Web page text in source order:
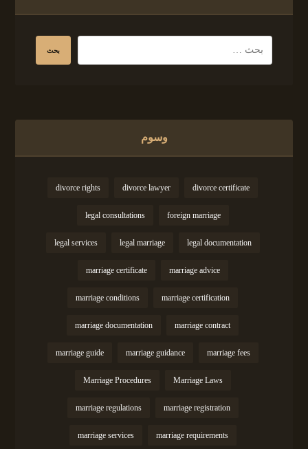
وسوم
divorce certificate
divorce lawyer
divorce rights
foreign marriage
legal consultations
legal documentation
legal marriage
legal services
marriage advice
marriage certificate
marriage certification
marriage conditions
marriage contract
marriage documentation
marriage fees
marriage guidance
marriage guide
Marriage Laws
Marriage Procedures
marriage registration
marriage regulations
marriage requirements
marriage services